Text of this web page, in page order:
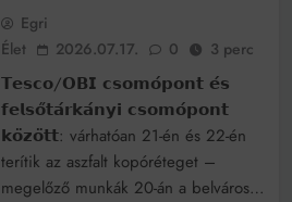
Egri
Élet
2026.07.17. 0 3 perc
𝗧𝗲𝘀𝗰𝗼/𝗢𝗕𝗜 𝗰𝘀𝗼𝗺𝗼́𝗽𝗼𝗻𝘁 𝗲́𝘀
𝗳𝗲𝗹𝘀𝗼̋𝘁𝗮́𝗿𝗸𝗮́𝗻𝘆𝗶 𝗰𝘀𝗼𝗺𝗼́𝗽𝗼𝗻𝘁
𝗸𝗼̈𝘇𝗼̈𝘁𝘁: várhatóan 21-én és 22-én
terítik az aszfalt kopóréteget –
megelőző munkák 20-án a belváros…